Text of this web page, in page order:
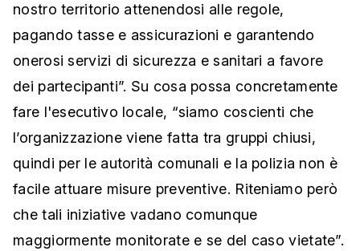
nostro territorio attenendosi alle regole,
pagando tasse e assicurazioni e garantendo
onerosi servizi di sicurezza e sanitari a favore
dei partecipanti”. Su cosa possa concretamente
fare l'esecutivo locale, “siamo coscienti che
l’organizzazione viene fatta tra gruppi chiusi,
quindi per le autorità comunali e la polizia non è
facile attuare misure preventive. Riteniamo però
che tali iniziative vadano comunque
maggiormente monitorate e se del caso vietate”.